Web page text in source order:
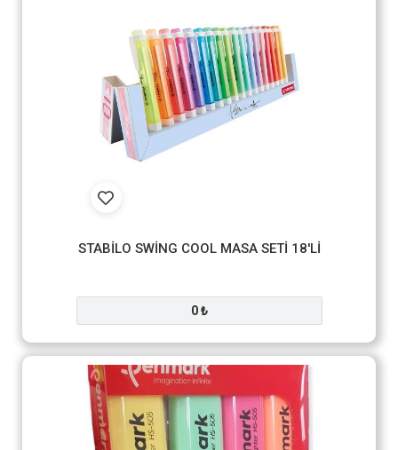
STABİLO SWİNG COOL MASA SETİ 18'Lİ
0 ₺